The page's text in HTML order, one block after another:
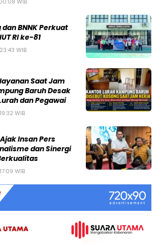
BNNK Perkuat
RI ke-81
WIB
Saat Jam
Baruh Desak
dan Pegawai
WIB
Insan Pers
dan Sinergi
WIB